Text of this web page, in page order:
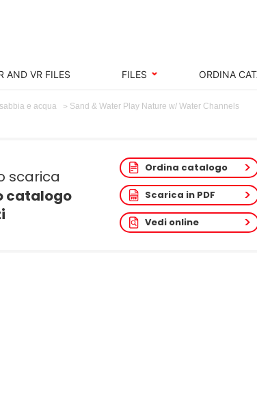
AND VR FILES FILES ORDINA
e acqua Sand & Water Play Nature w/ Water Channels
scarica
catalogo
Ordina catalogo
Scarica in PDF
Vedi online